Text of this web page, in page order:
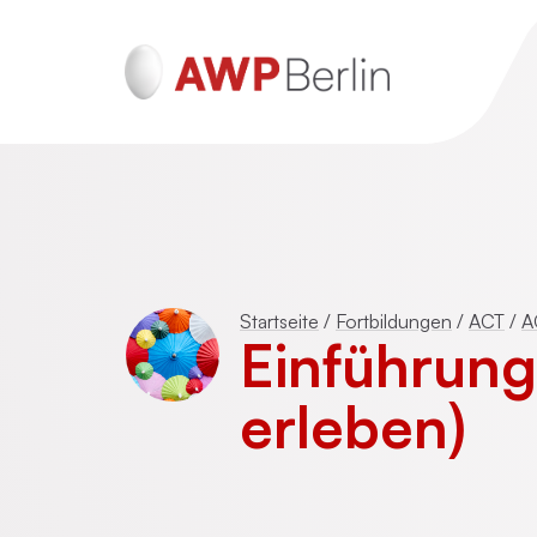
(DeGPT)
Mentalisierungsbasierte Psychotherapie
(MBT)
Startseite / Fortbildungen / ACT /
erleben)